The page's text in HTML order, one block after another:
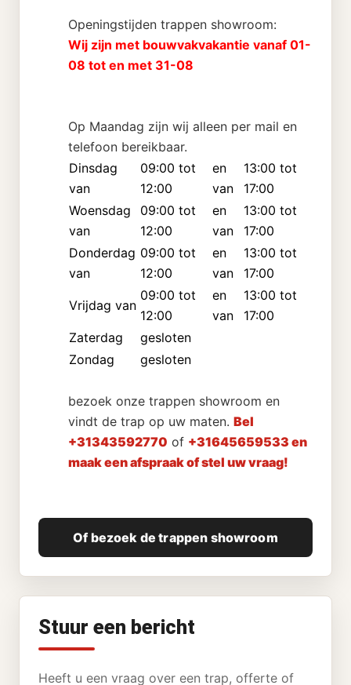
Openingstijden trappen showroom:
Wij zijn met bouwvakvakantie vanaf 01-
08 tot en met 31-08
Op Maandag zijn wij alleen per mail en
telefoon bereikbaar.
Dinsdag
van
09:00 tot
12:00
en
van
13:00 tot
17:00
Woensdag
van
09:00 tot
12:00
en
van
13:00 tot
17:00
Donderdag
van
09:00 tot
12:00
en
van
13:00 tot
17:00
Vrijdag van
09:00 tot
12:00
en
van
13:00 tot
17:00
Zaterdag
gesloten
Zondag
gesloten
bezoek onze trappen showroom en
vindt de trap op uw maten. Bel
+31343592770 of +31645659533 en
maak een afspraak of stel uw vraag!
Of bezoek de trappen showroom
Stuur een bericht
Heeft u een vraag over een trap, offerte of